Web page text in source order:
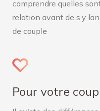
comprendre quelles
relation avant de s’y
de couple
Pour votre